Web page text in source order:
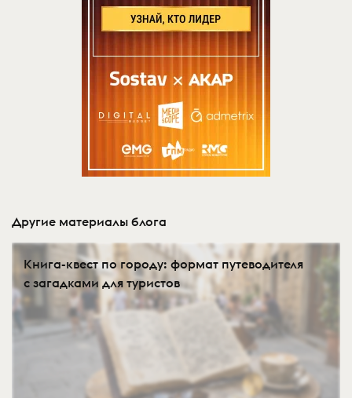
Другие материалы блога
Книга-квест по городу: формат путеводителя
с загадками для туристов